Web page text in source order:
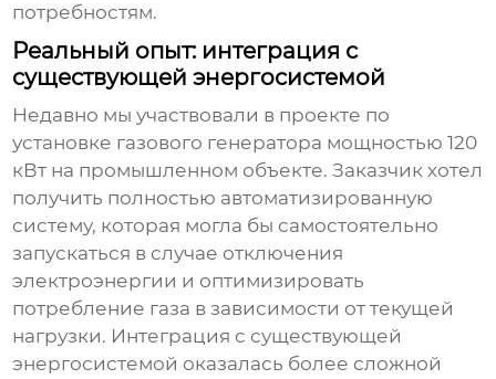
потребностям.
Реальный опыт: интеграция с
существующей энергосистемой
Недавно мы участвовали в проекте по
установке газового генератора мощностью 120
кВт на промышленном объекте. Заказчик хотел
получить полностью автоматизированную
систему, которая могла бы самостоятельно
запускаться в случае отключения
электроэнергии и оптимизировать
потребление газа в зависимости от текущей
нагрузки. Интеграция с существующей
энергосистемой оказалась более сложной